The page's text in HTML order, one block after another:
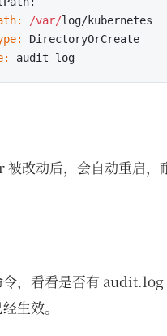
/var/
被改动后，会自动重启，
令，看看是否有 audit.log
生效。